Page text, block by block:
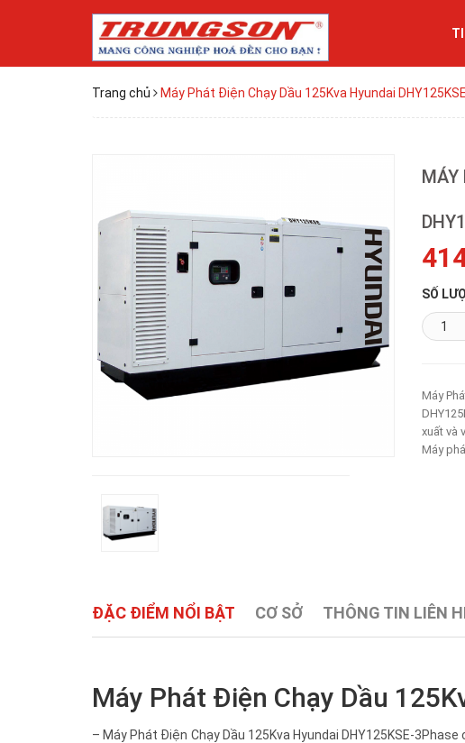
Trang chủ Máy Phát Điện Chạy Dầu 125Kva Hyundai
MÁY
SỐ
Máy
xuất và
Máy
ĐẶC ĐIỂM NỔI BẬT CƠ SỞ THÔNG TIN LIÊN
Máy Phát Điện Chạy Dầu
– Máy Phát Điện Chạy Dầu 125Kva Hyundai DHY125KSE-